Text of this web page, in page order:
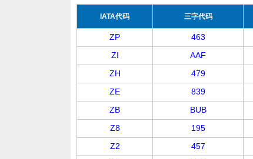
IATA代码 三字代码
ZP 463
ZI
AAF
ZH
479
ZE
839
ZB
BUB
Z8
195
Z2
457